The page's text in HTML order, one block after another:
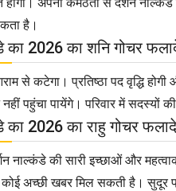
है।
का 2026 का शनि गोचर
से कटेगा। प्रतिष्ठा पद वृद्धि
नहीं पहुंचा पायेंगे। परिवार में सदस्यों
का 2026 का राहु गोचर
नाल्कंडे की सारी इच्छाओं और
अच्छी खबर मिल सकती है। सुदूर